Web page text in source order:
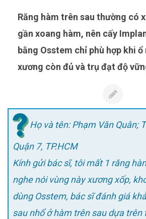
Răng hàm trên sau thường có xương xốp và
gần xoang hàm, nên cấy
bằng Osstem chỉ phù hợp khi ổ
xương còn đủ và trụ đạt độ
Họ và tên: Phạm Văn Quân;
Quận 7, TP.HCM
Kính gửi bác sĩ, tôi mất 1 răng
nghe nói vùng này xương xốp,
dùng Osstem, bác sĩ đánh giá
sau nhổ ở hàm trên sau dựa trên